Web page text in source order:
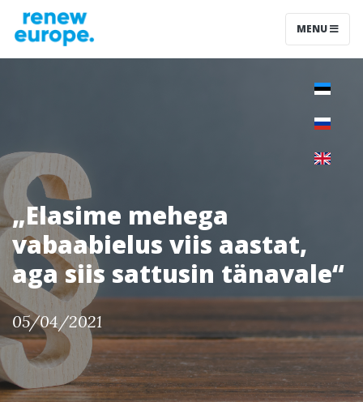
MENU
„Elasime mehega
vabaabielus viis aastat,
aga siis sattusin tänavale“
05/04/2021